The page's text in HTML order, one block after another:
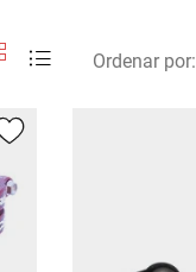
Ordenar por: